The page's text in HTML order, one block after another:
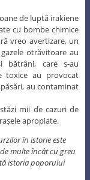
de luptă irakiene
cu bombe chimice
vreo avertizare, un
otrăvitoare au
care s-au
toxice au provocat
au contaminat
mii de cazuri de
apropiate.
în istorie este
multe încât cu greu
istoria poporului